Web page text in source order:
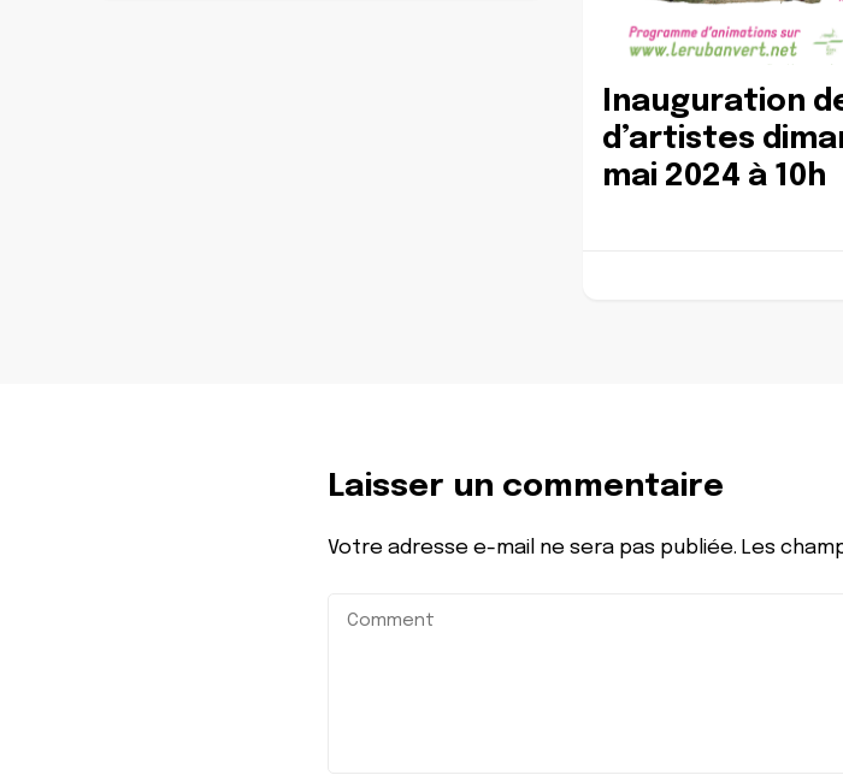
Inauguration
d’artistes
mai 2024 à 10h
Laisser un commentaire
Votre adresse e-mail ne sera pas publiée. Les